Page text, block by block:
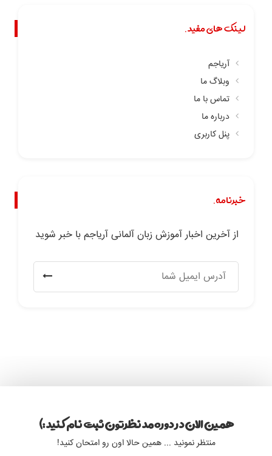
لینک های مفید.
آریاجم
وبلاگ ما
تماس با ما
درباره ما
پنل کاربری
خبرنامه.
از آخرین اخبار آموزش زبان آلمانی آریاجم با خبر شوید
همین الان در دوره مد نظرتون ثبت نام کنید :)
منتظر نمونید ... همین حالا اون رو امتحان کنید!